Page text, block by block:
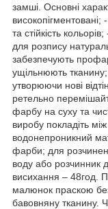
замші. Основні
високопігментовані;
та стійкість
для розпису
забезпечують
ущільнюють
утворюючи нові
ретельно
фарбу на суху та
виробу покладіть
водонепроникний
фарби; для
воду або розчинник
висихання – 48год.
малюнок праскою
бавовняну тканину.